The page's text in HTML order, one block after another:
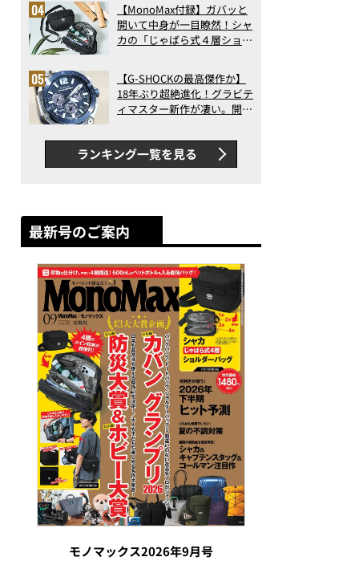
アの実力
【MonoMax付録】ガバッと
開いて中身が一目瞭然！シャ
カの「じゃばら式４層ショル
った！
【G-SHOCKの最高傑作か】
18年ぶり超絶進化！グラビテ
ィマスター新作が凄い。開発
新ムーブメントの衝撃
ランキング一覧を見る
最新号のご案内
モノマックス2026年9月号